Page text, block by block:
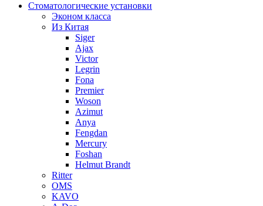
Стоматологические установки
Эконом класса
Из Китая
Siger
Ajax
Victor
Legrin
Fona
Premier
Woson
Azimut
Anya
Fengdan
Mercury
Foshan
Helmut Brandt
Ritter
OMS
KAVO